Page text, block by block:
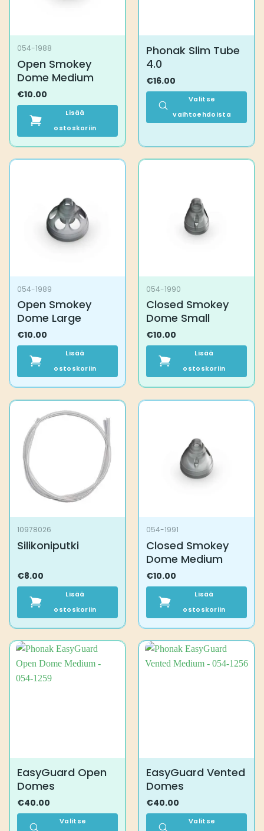
054-1988
Open Smokey
Dome Medium
€10.00
Lisää
ostoskoriin
Phonak Slim Tube
4.0
€16.00
Valitse
vaihtoehdoista
054-1989
Open Smokey
Dome Large
€10.00
Lisää
ostoskoriin
054-1990
Closed Smokey
Dome Small
€10.00
Lisää
ostoskoriin
10978026
Silikoniputki
€8.00
Lisää
ostoskoriin
054-1991
Closed Smokey
Dome Medium
€10.00
Lisää
ostoskoriin
EasyGuard Open
Domes
€40.00
Valitse
EasyGuard Vented
Domes
€40.00
Valitse